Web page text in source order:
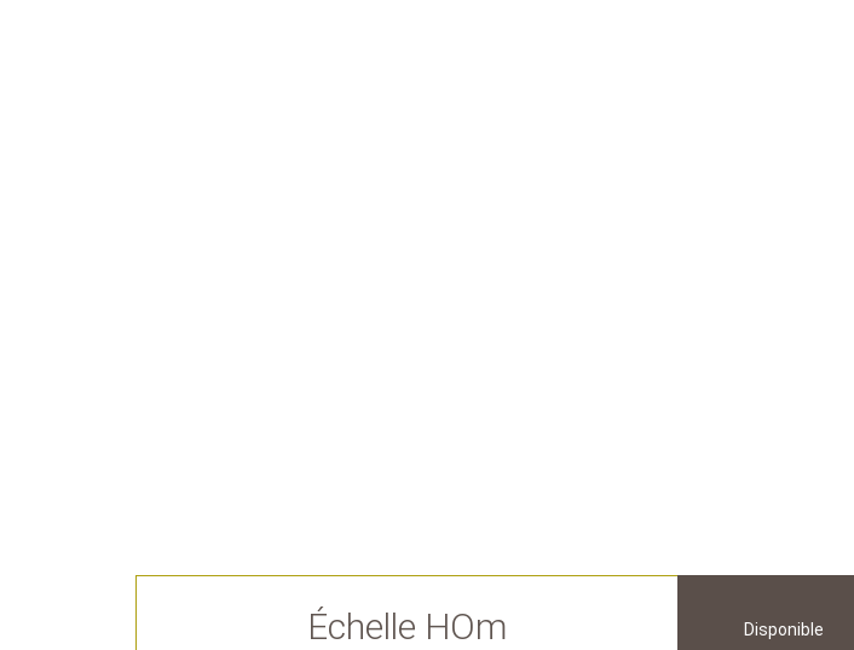
Échelle HOm Disponible